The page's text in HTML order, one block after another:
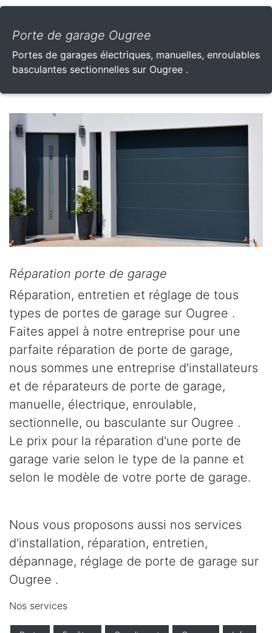
Porte de garage Ougree
Portes de garages électriques, manuelles, enroulables
basculantes sectionnelles sur Ougree .
Réparation porte de garage
Réparation, entretien et réglage de tous
types de portes de garage sur Ougree .
Faites appel à notre entreprise pour une
parfaite réparation de porte de garage,
nous sommes une entreprise d'installateurs
et de réparateurs de porte de garage,
manuelle, électrique, enroulable,
sectionnelle, ou basculante sur Ougree .
Le prix pour la réparation d'une porte de
garage varie selon le type de la panne et
selon le modèle de votre porte de garage.
Nous vous proposons aussi nos services
d'installation, réparation, entretien,
dépannage, réglage de porte de garage sur
Ougree .
Nos services